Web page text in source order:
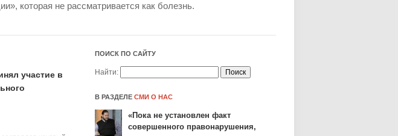
которая не рассматривается как болезнь.
участие в
ПОИСК ПО САЙТУ
Найти:
В РАЗДЕЛЕ СМИ О НАС
«Пока не установлен факт
совершенного правонарушения,